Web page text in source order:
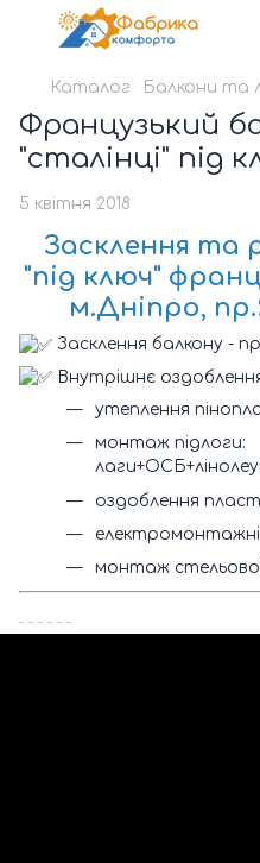
Каталог Балкони та
Французький
"сталінці" під
5 квітня 2018
Засклення та
"під ключ"
м.Дніпро,
Засклення балкону -
Внутрішнє
утеплення
монтаж підлоги:
оздоблення
монтаж